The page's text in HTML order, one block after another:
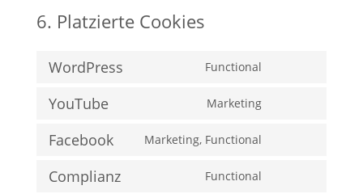
6. Platzierte Cookies
WordPress Functional
YouTube Marketing
Facebook Marketing, Functional
Complianz Functional